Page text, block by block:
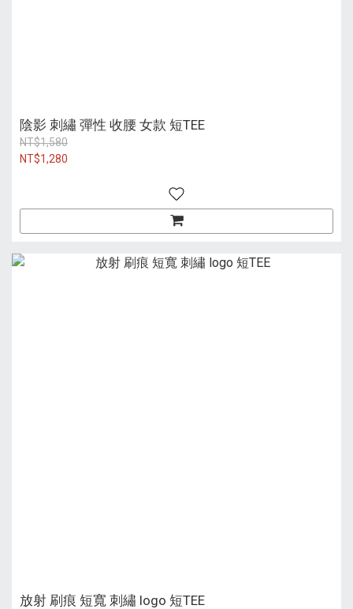
陰影 刺繡 彈性 收腰 女款 短TEE
NT$1,580
NT$1,280
放射 刷痕 短寬 刺繡 logo 短TEE